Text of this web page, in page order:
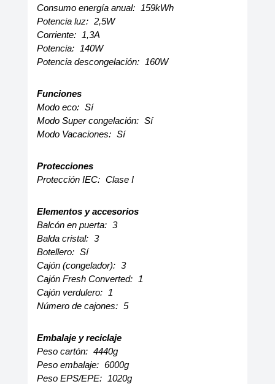
Consumo energía anual: 159kWh
Potencia luz: 2,5W
Corriente: 1,3A
Potencia: 140W
Potencia descongelación: 160W
Funciones
Modo eco: Sí
Modo Super congelación: Sí
Modo Vacaciones: Sí
Protecciones
Protección IEC: Clase I
Elementos y accesorios
Balcón en puerta: 3
Balda cristal: 3
Botellero: Sí
Cajón (congelador): 3
Cajón Fresh Converted: 1
Cajón verdulero: 1
Número de cajones: 5
Embalaje y reciclaje
Peso cartón: 4440g
Peso embalaje: 6000g
Peso EPS/EPE: 1020g